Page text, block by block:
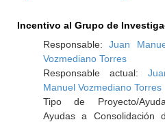
Incentivo al Grupo de
Responsable:Juan
Vozmediano Torres
Responsable actual:
Manuel Vozmediano Torres
Tipo de Proyecto/
Ayudas a